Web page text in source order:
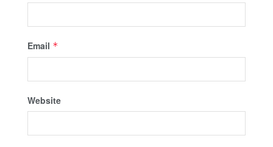
Email *
Website